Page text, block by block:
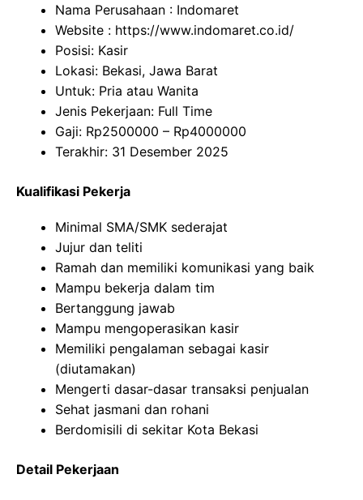
Nama Perusahaan : Indomaret
Website : https://www.indomaret.co.id/
Posisi: Kasir
Lokasi: Bekasi, Jawa Barat
Untuk: Pria atau Wanita
Jenis Pekerjaan: Full Time
Gaji: Rp2500000 – Rp4000000
Terakhir: 31 Desember 2025
Kualifikasi Pekerja
Minimal SMA/SMK sederajat
Jujur dan teliti
Ramah dan memiliki komunikasi yang baik
Mampu bekerja dalam tim
Bertanggung jawab
Mampu mengoperasikan kasir
Memiliki pengalaman sebagai kasir
(diutamakan)
Mengerti dasar-dasar transaksi penjualan
Sehat jasmani dan rohani
Berdomisili di sekitar Kota Bekasi
Detail Pekerjaan